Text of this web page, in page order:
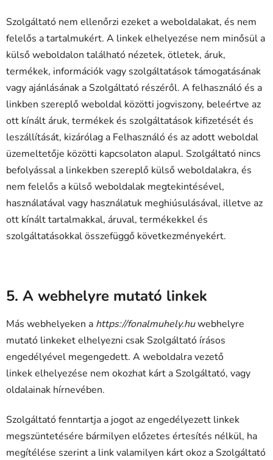
Szolgáltató nem ellenőrzi ezeket a weboldalakat, és nem
felelős a tartalmukért. A linkek elhelyezése nem minősül a
külső weboldalon található nézetek, ötletek, áruk,
termékek, információk vagy szolgáltatások támogatásának
vagy ajánlásának a Szolgáltató részéről. A felhasználó és a
linkben szereplő weboldal közötti jogviszony, beleértve az
ott kínált áruk, termékek és szolgáltatások kifizetését és
leszállítását, kizárólag a Felhasználó és az adott weboldal
üzemeltetője közötti kapcsolaton alapul. Szolgáltató nincs
befolyással a linkekben szereplő külső weboldalakra, és
nem felelős a külső weboldalak megtekintésével,
használatával vagy használatuk meghiúsulásával, illetve az
ott kínált tartalmakkal, áruval, termékekkel és
szolgáltatásokkal összefüggő következményekért.
5. A webhelyre mutató linkek
Más webhelyeken a https://fonalmuhely.huwebhelyre
mutató linkeket elhelyezni csak Szolgáltató írásos
engedélyével megengedett. A weboldalra vezető
linkek elhelyezése nem okozhat kárt a Szolgáltató, vagy
oldalainak hírnevében.
Szolgáltató fenntartja a jogot az engedélyezett linkek
megszüntetésére bármilyen előzetes értesítés nélkül, ha
megítélése szerint a link valamilyen kárt okoz a Szolgáltató